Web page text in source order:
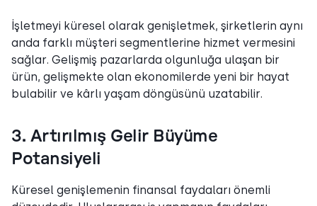
İşletmeyi küresel olarak genişletmek, şirketlerin aynı
anda farklı müşteri segmentlerine hizmet vermesini
sağlar. Gelişmiş pazarlarda olgunluğa ulaşan bir
ürün, gelişmekte olan ekonomilerde yeni bir hayat
bulabilir ve kârlı yaşam döngüsünü uzatabilir.
3. Artırılmış Gelir Büyüme
Potansiyeli
Küresel genişlemenin finansal faydaları önemli